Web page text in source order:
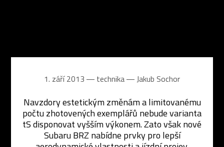
1. září 2013 ― technika ―Jakub Sochor
Navzdory estetickým změnám a limitovanému
počtu zhotovených exemplářů nebude varianta
tS disponovat vyšším výkonem. Zato však nové
Subaru BRZ nabídne prvky pro lepší